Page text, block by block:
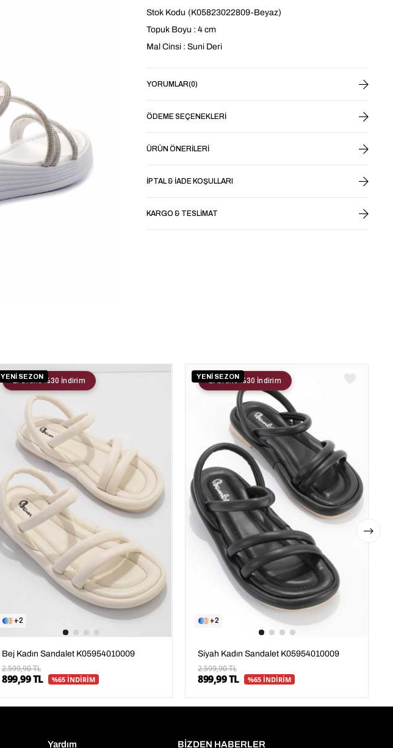
Stok Kodu (K05823022809-Beyaz)
Topuk Boyu : 4 cm
Mal Cinsi : Suni Deri
YORUMLAR(0)
ÖDEME SEÇENEKLERI
ÜRÜN ÖNERILERI
İPTAL & İADE KOŞULLARI
KARGO & TESLIMAT
YENİ SEZON
2
Bej Kadın Sandalet K05954010009
2.599,90 TL
899,99 TL %65 İNDİRİM
2. Ürüne %30 İndirim YENİ SEZON
2
Siyah Kadın Sandalet K05954010009
2.599,90 TL
899,99 TL %65 İNDİRİM
2. Ürüne %30 İndirim
Yardım BİZDEN HABERLER